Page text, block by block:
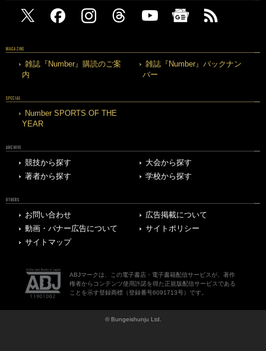
MAGAZINE
雑誌『Number』購読のご案
内
雑誌『Number』バックナン
バー
SPECIAL
Number SPORTS OF THE
YEAR
ARCHIVE
競技から探す
大会から探す
著者から探す
学校から探す
OTHERS
お問い合わせ
広告掲載について
動画・バナー広告について
サイトポリシー
サイトマップ
ABJマークは、この電子書店・電子書籍配信サービスが、著作
権者からコンテンツ使用許諾を得た正規版配信サービスである
ことを示す登録商標（登録番号6091713号）です。
© Bungeishunju Ltd.